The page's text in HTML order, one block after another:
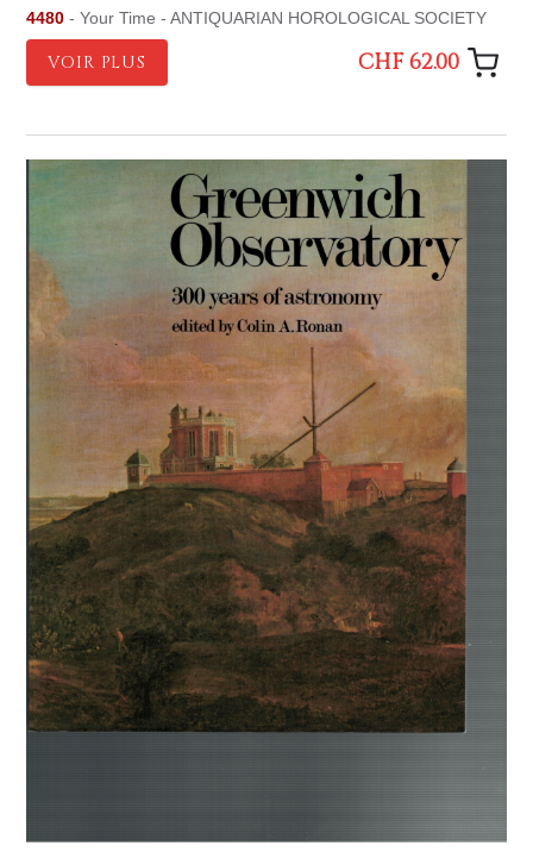
4480 - Your Time - ANTIQUARIAN HOROLOGICAL SOCIETY
VOIR PLUS CHF 62.00